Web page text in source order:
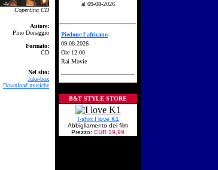
Copertina CD
Autore:
Pino Donaggio
Formato:
CD
Nel sito:
Juke-box
Download musiche
al 09-08-2026
Piedone l'africano
09-08-2026
Ore 12.00
Rai Movie
B&T STYLE STORE
T-shirt I love K1
Abbigliamento dei film
Prezzo: EUR 19,99